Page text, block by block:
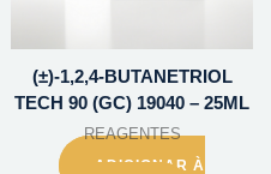
(±)-1,2,4-BUTANETRIOL
TECH 90 (GC) 19040 – 25ML
REAGENTES
ADICIONAR À